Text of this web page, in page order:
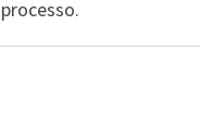
processo.